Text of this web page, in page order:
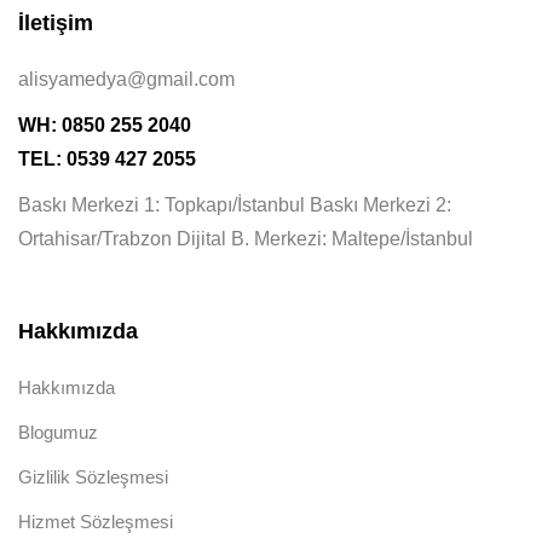
İletişim
alisyamedya@gmail.com
WH: 0850 255 2040
TEL: 0539 427 2055
Baskı Merkezi 1: Topkapı/İstanbul Baskı Merkezi 2:
Ortahisar/Trabzon Dijital B. Merkezi: Maltepe/İstanbul
Hakkımızda
Hakkımızda
Blogumuz
Gizlilik Sözleşmesi
Hizmet Sözleşmesi